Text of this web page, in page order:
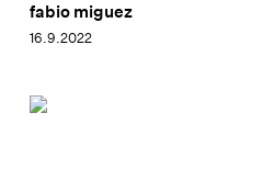
fabio miguez
16.9.2022